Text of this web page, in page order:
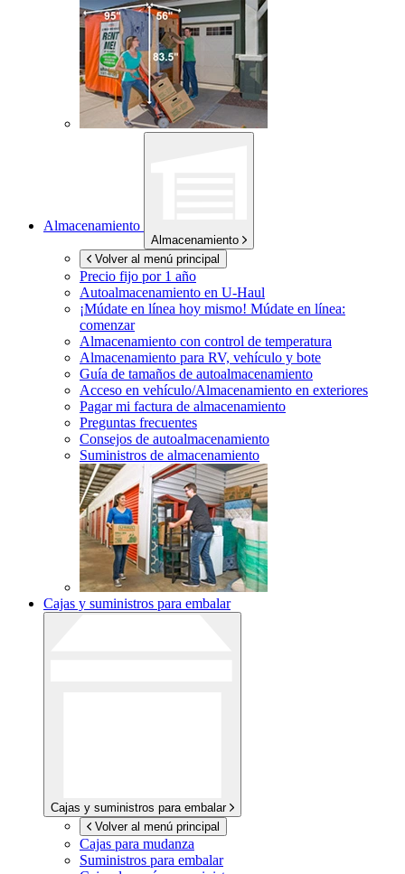
Almacenamiento
Almacenamiento
Volver al menú principal
Precio fijo por 1 año
Autoalmacenamiento en U-Haul
¡Múdate en línea hoy mismo! Múdate en línea:
comenzar
Almacenamiento con control de temperatura
Almacenamiento para RV, vehículo y bote
Guía de tamaños de autoalmacenamiento
Acceso en vehículo/Almacenamiento en exteriores
Pagar mi factura de almacenamiento
Preguntas frecuentes
Consejos de autoalmacenamiento
Suministros de almacenamiento
Cajas y suministros para embalar
Cajas y suministros para embalar
Volver al menú principal
Cajas para mudanza
Suministros para embalar